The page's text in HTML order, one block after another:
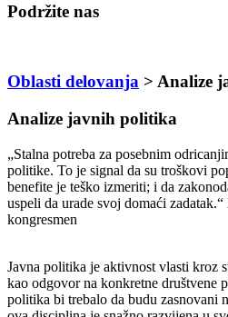
Podržite nas
Oblasti delovanja > Analize
Analize javnih politika
„Stalna potreba za posebnim
politike. To je signal da su troškovi
benefite je teško izmeriti; i da
uspeli da urade svoj domaći
kongresmen
Javna politika je aktivnost vlasti kroz
kao odgovor na konkretne društvene
politika bi trebalo da budu zasnovani